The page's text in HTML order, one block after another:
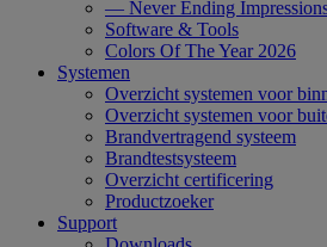
— Never Ending
Software & Tools
Colors Of The Year 2026
Systemen
Overzicht systemen voor
Overzicht systemen voor
Brandvertragend systeem
Brandtestsysteem
Overzicht certificering
Productzoeker
Support